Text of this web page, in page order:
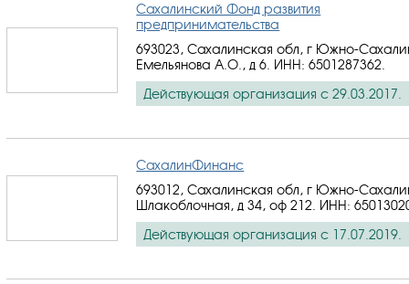
Сахалинский Фонд развития
предпринимательства
693023, Сахалинская обл, г Южно-
Емельянова А.О., д 6. ИНН: 6501287362
Действующая организация с 29.03.2017.
СахалинФинанс
693012, Сахалинская обл, г Южно-
Шлакоблочная, д 34, оф 212. ИНН:
Действующая организация с 17.07.2019.